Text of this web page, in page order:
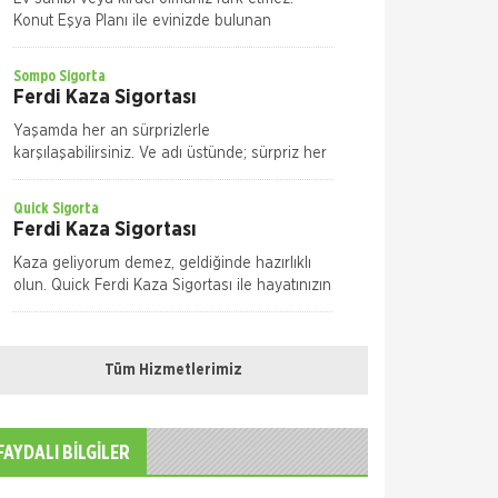
Konut Eşya Planı ile evinizde bulunan
eşyalarınızı maddi zarar ve risklere karşı size
altın
Sompo Sigorta
Ferdi Kaza Sigortası
Yaşamda her an sürprizlerle
karşılaşabilirsiniz. Ve adı üstünde; sürpriz her
seferinde tatlı olmayabilir, risk taşıyabilir. Yolda
Quick Sigorta
Ferdi Kaza Sigortası
Kaza geliyorum demez, geldiğinde hazırlıklı
olun. Quick Ferdi Kaza Sigortası ile hayatınızın
normal akışı içinde uğrayabileceğiniz pek çok
Kasko Sigortası
Dilediğiniz yere, dilediğiniz zamanda
gidebilme özgürlüğüne sahipsiniz. M
Quick Sigorta
Tüm Hizmetlerimiz
FAYDALI BİLGİLER